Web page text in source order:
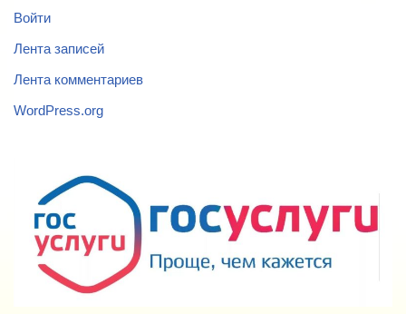
Войти
Лента записей
Лента комментариев
WordPress.org